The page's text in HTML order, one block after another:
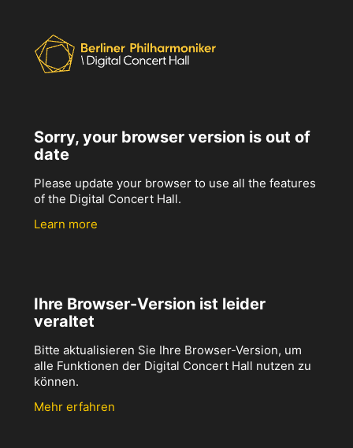
Sorry, your browser version is out of
date
Please update your browser to use all the features
of the Digital Concert Hall.
Learn more
Ihre Browser-Version ist leider
veraltet
Bitte aktualisieren Sie Ihre Browser-Version, um
alle Funktionen der Digital Concert Hall nutzen zu
können.
Mehr erfahren